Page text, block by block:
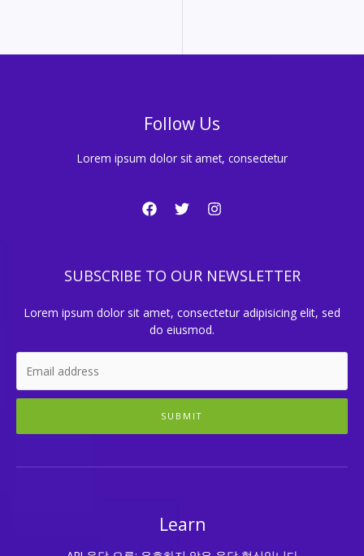
Follow Us
Lorem ipsum dolor sit amet, consectetur
SUBSCRIBE TO OUR NEWSLETTER
Lorem ipsum dolor sit amet, consectetur adipisicing elit, sed
do eiusmod.
SUBMIT
Learn